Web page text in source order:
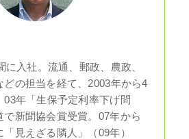
に入社。流通、郵政、農政、
どの担当を経て、2003年から4
03年「生保予定利率下げ問
で新聞協会賞受賞。07年から
見えざる隣人」（09年）